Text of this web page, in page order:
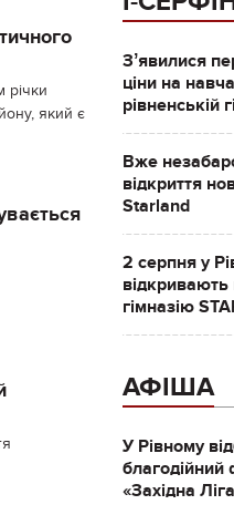
який є
Зʼявилися
ціни на
рівненській
Вже
відкриття
Starland
2 серпня у
відкривають
гімназію
АФІША
У Рівному
благодійний
«Західна